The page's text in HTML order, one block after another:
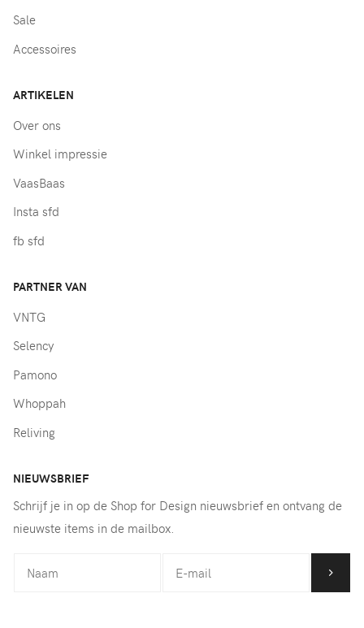
Sale
Accessoires
ARTIKELEN
Over ons
Winkel impressie
VaasBaas
Insta sfd
fb sfd
PARTNER VAN
VNTG
Selency
Pamono
Whoppah
Reliving
NIEUWSBRIEF
Schrijf je in op de Shop for Design nieuwsbrief en ontvang de
nieuwste items in de mailbox.